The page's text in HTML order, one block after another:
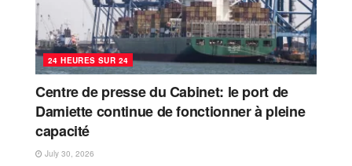
24 HEURES SUR 24
Centre de presse du Cabinet: le port de
Damiette continue de fonctionner à pleine
capacité
July 30, 2026